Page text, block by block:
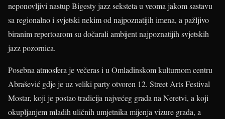
neponovljivi nastup Bigesty jazz seksteta u veoma jakom sastavu
sa regionalno i svjetski nekim od najpoznatijih imena, a pažljivo
biranim repertoarom su dočarali ambijent najpoznatijih svjetskih
jazz pozornica.
Posebna atmosfera je večeras i u Omladinskom kulturnom centru
Abrašević gdje je uz veliki party otvoren 12. Street Arts Festival
Mostar, koji je postao tradicija najvećeg grada na Neretvi, a koji
okupljanjem mladih uličnih umjetnika mijenja vizure grada, a